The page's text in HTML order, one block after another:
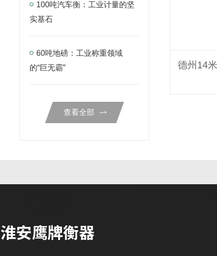
100吨汽车衡：工业计量的坚
实基石
60吨地磅：工业称重领域
的“巨无霸”
查看全部